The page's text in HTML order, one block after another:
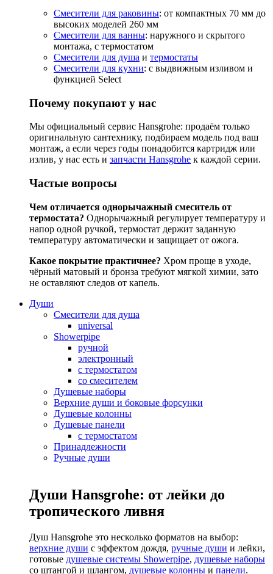
Смесители для раковины: от компактных 70 мм до
высоких моделей 260 мм
Смесители для ванны: наружного и скрытого
монтажа, с термостатом
Смесители для душа и термостаты
Смесители для кухни: с выдвижным изливом и
функцией Select
Почему покупают у нас
Мы официальный сервис Hansgrohe: продаём только
оригинальную сантехнику, подбираем модель под ваш
монтаж, а если через годы понадобится картридж или
излив, у нас есть и запчасти Hansgrohe к каждой серии.
Частые вопросы
Чем отличается однорычажный смеситель от
термостата? Однорычажный регулирует температуру и
напор одной ручкой, термостат держит заданную
температуру автоматически и защищает от ожога.
Какое покрытие практичнее? Хром проще в уходе,
чёрный матовый и бронза требуют мягкой химии, зато
не оставляют следов от капель.
Души
Смесители для душа
universal
Showerpipe
ручной
электронный
с термостатом
со смесителем
Душевые наборы
Верхние души и боковые форсунки
Душевые колонны
Душевые панели
с термостатом
Принадлежности
Ручные души
Души Hansgrohe: от лейки до
тропического ливня
Душ Hansgrohe это несколько форматов на выбор:
верхние души с эффектом дождя, ручные души и лейки,
готовые душевые системы Showerpipe, душевые наборы
со штангой и шлангом, душевые колонны и панели.